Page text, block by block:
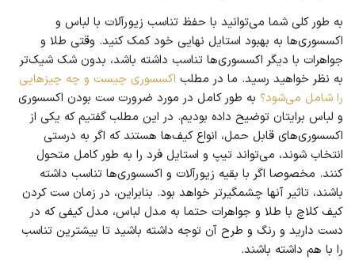
به طور کلی شما می‌توانید با حفظ تناسب زیورآلات با لباس و
اکسسوری‌ها به بهبود استایل نهایی خود کمک کنید. وقتی طلا و
جواهرات با دیگر اکسسوری‌ها تناسب داشته باشد، بدون شک شیک‌تر
به نظر خواهید رسید. ما در مطلب اکسسوری چیست و چه چیزهایی
را شامل می‌شود؟ به طور کامل در مورد ضرورت ست بودن اکسسوری
و لباس برایتان توضیح داده‌ بودیم. در این مطلب گفتیم که یکی از
اکسسوری‌های قابل حمل، انواع کیف‌ها هستند که اگر به درستی
انتخاب شوند، می‌تواند تیپ و استایل فرد را به طور کامل متحول
کنند. مخصوصا اگر با بقیه زیورآلات و اکسسوری‌ها تناسب داشته
باشند، تاثیر آنها چشمگیرتر خواهد بود. بنابراین، در زمان ست کردن
کیف کلاچ با طلا و جواهرات حتما به مدل لباس، مدل کیفی که در
دست دارید و رنگ و طرح آن توجه داشته باشید تا بیشترین تناسب
را با هم داشته باشند.